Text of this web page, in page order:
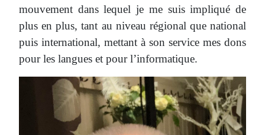
mouvement dans lequel je me suis impliqué de
plus en plus, tant au niveau régional que national
puis international, mettant à son service mes dons
pour les langues et pour l’informatique.